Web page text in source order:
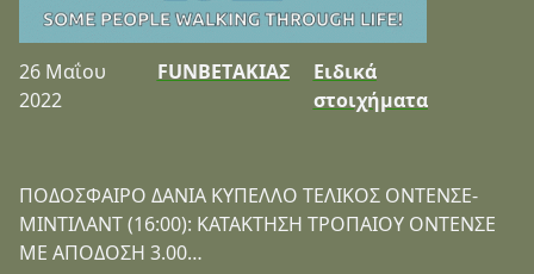
26 Μαΐου
2022
FUNBETΑΚΙΑΣ
Ειδικά
στοιχήματα
ΠΟΔΟΣΦΑΙΡΟ ΔΑΝΙΑ ΚΥΠΕΛΛΟ ΤΕΛΙΚΟΣ ΟΝΤΕΝΣΕ-
ΜΙΝΤΙΛΑΝΤ (16:00): ΚΑΤΑΚΤΗΣΗ ΤΡΟΠΑΙΟΥ ΟΝΤΕΝΣΕ
ΜΕ ΑΠΟΔΟΣΗ 3.00…